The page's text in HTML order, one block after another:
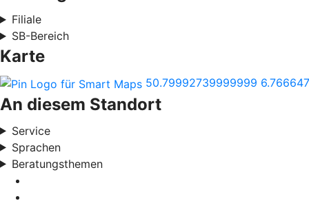
Filiale
SB-Bereich
Karte
50.79992739999999
An diesem Standort
Service
Sprachen
Beratungsthemen